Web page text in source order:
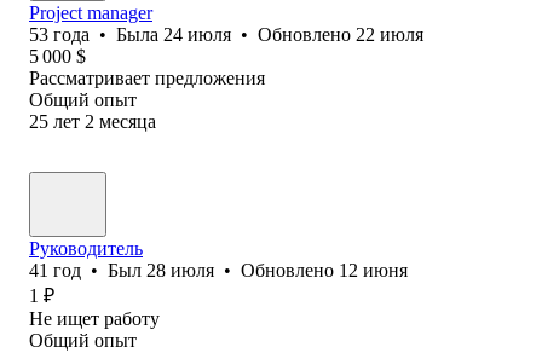
Project manager
53 года • Была 24 июля • Обновлено 22 июля
5 000 $
Рассматривает предложения
Общий опыт
25 лет 2 месяца
Руководитель
41 год • Был 28 июля • Обновлено 12 июня
1 ₽
Не ищет работу
Общий опыт